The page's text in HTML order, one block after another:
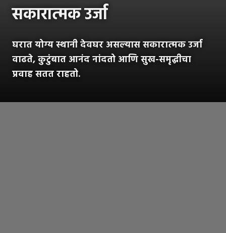
सकारात्मक उर्जा
घरात योग्य स्थानी देवघर असल्यास सकारात्मक उर्जा
वाढते, कुटुंबात आनंद नांदतो आणि सुख-समृद्धीचा
प्रवाह सतत राहतो.